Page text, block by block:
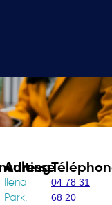
Adresse
Ilena
Park,
04 78 31
68 20